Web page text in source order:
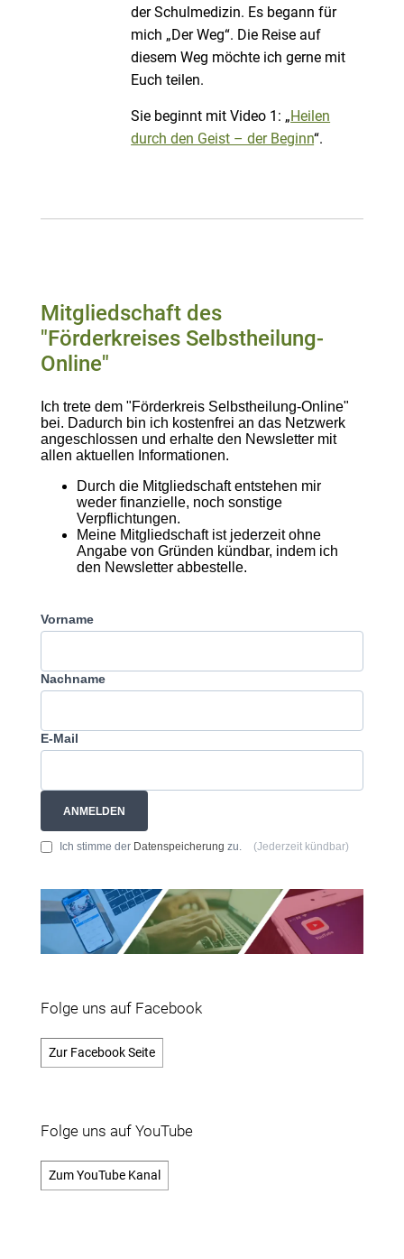
der Schulmedizin. Es begann für
mich „Der Weg“. Die Reise auf
diesem Weg möchte ich gerne mit
Euch teilen.
Sie beginnt mit Video 1: „Heilen
durch den Geist – der Beginn“.
Mitgliedschaft des
"Förderkreises Selbstheilung-
Online"
Ich trete dem "Förderkreis Selbstheilung-Online"
bei. Dadurch bin ich kostenfrei an das Netzwerk
angeschlossen und erhalte den Newsletter mit
allen aktuellen Informationen.
Durch die Mitgliedschaft entstehen mir
weder finanzielle, noch sonstige
Verpflichtungen.
Meine Mitgliedschaft ist jederzeit ohne
Angabe von Gründen kündbar, indem ich
den Newsletter abbestelle.
Vorname
Nachname
E-Mail
ANMELDEN
Ich stimme der Datenspeicherung zu. (Jederzeit kündbar)
Folge uns auf Facebook
Zur Facebook Seite
Folge uns auf YouTube
Zum YouTube Kanal